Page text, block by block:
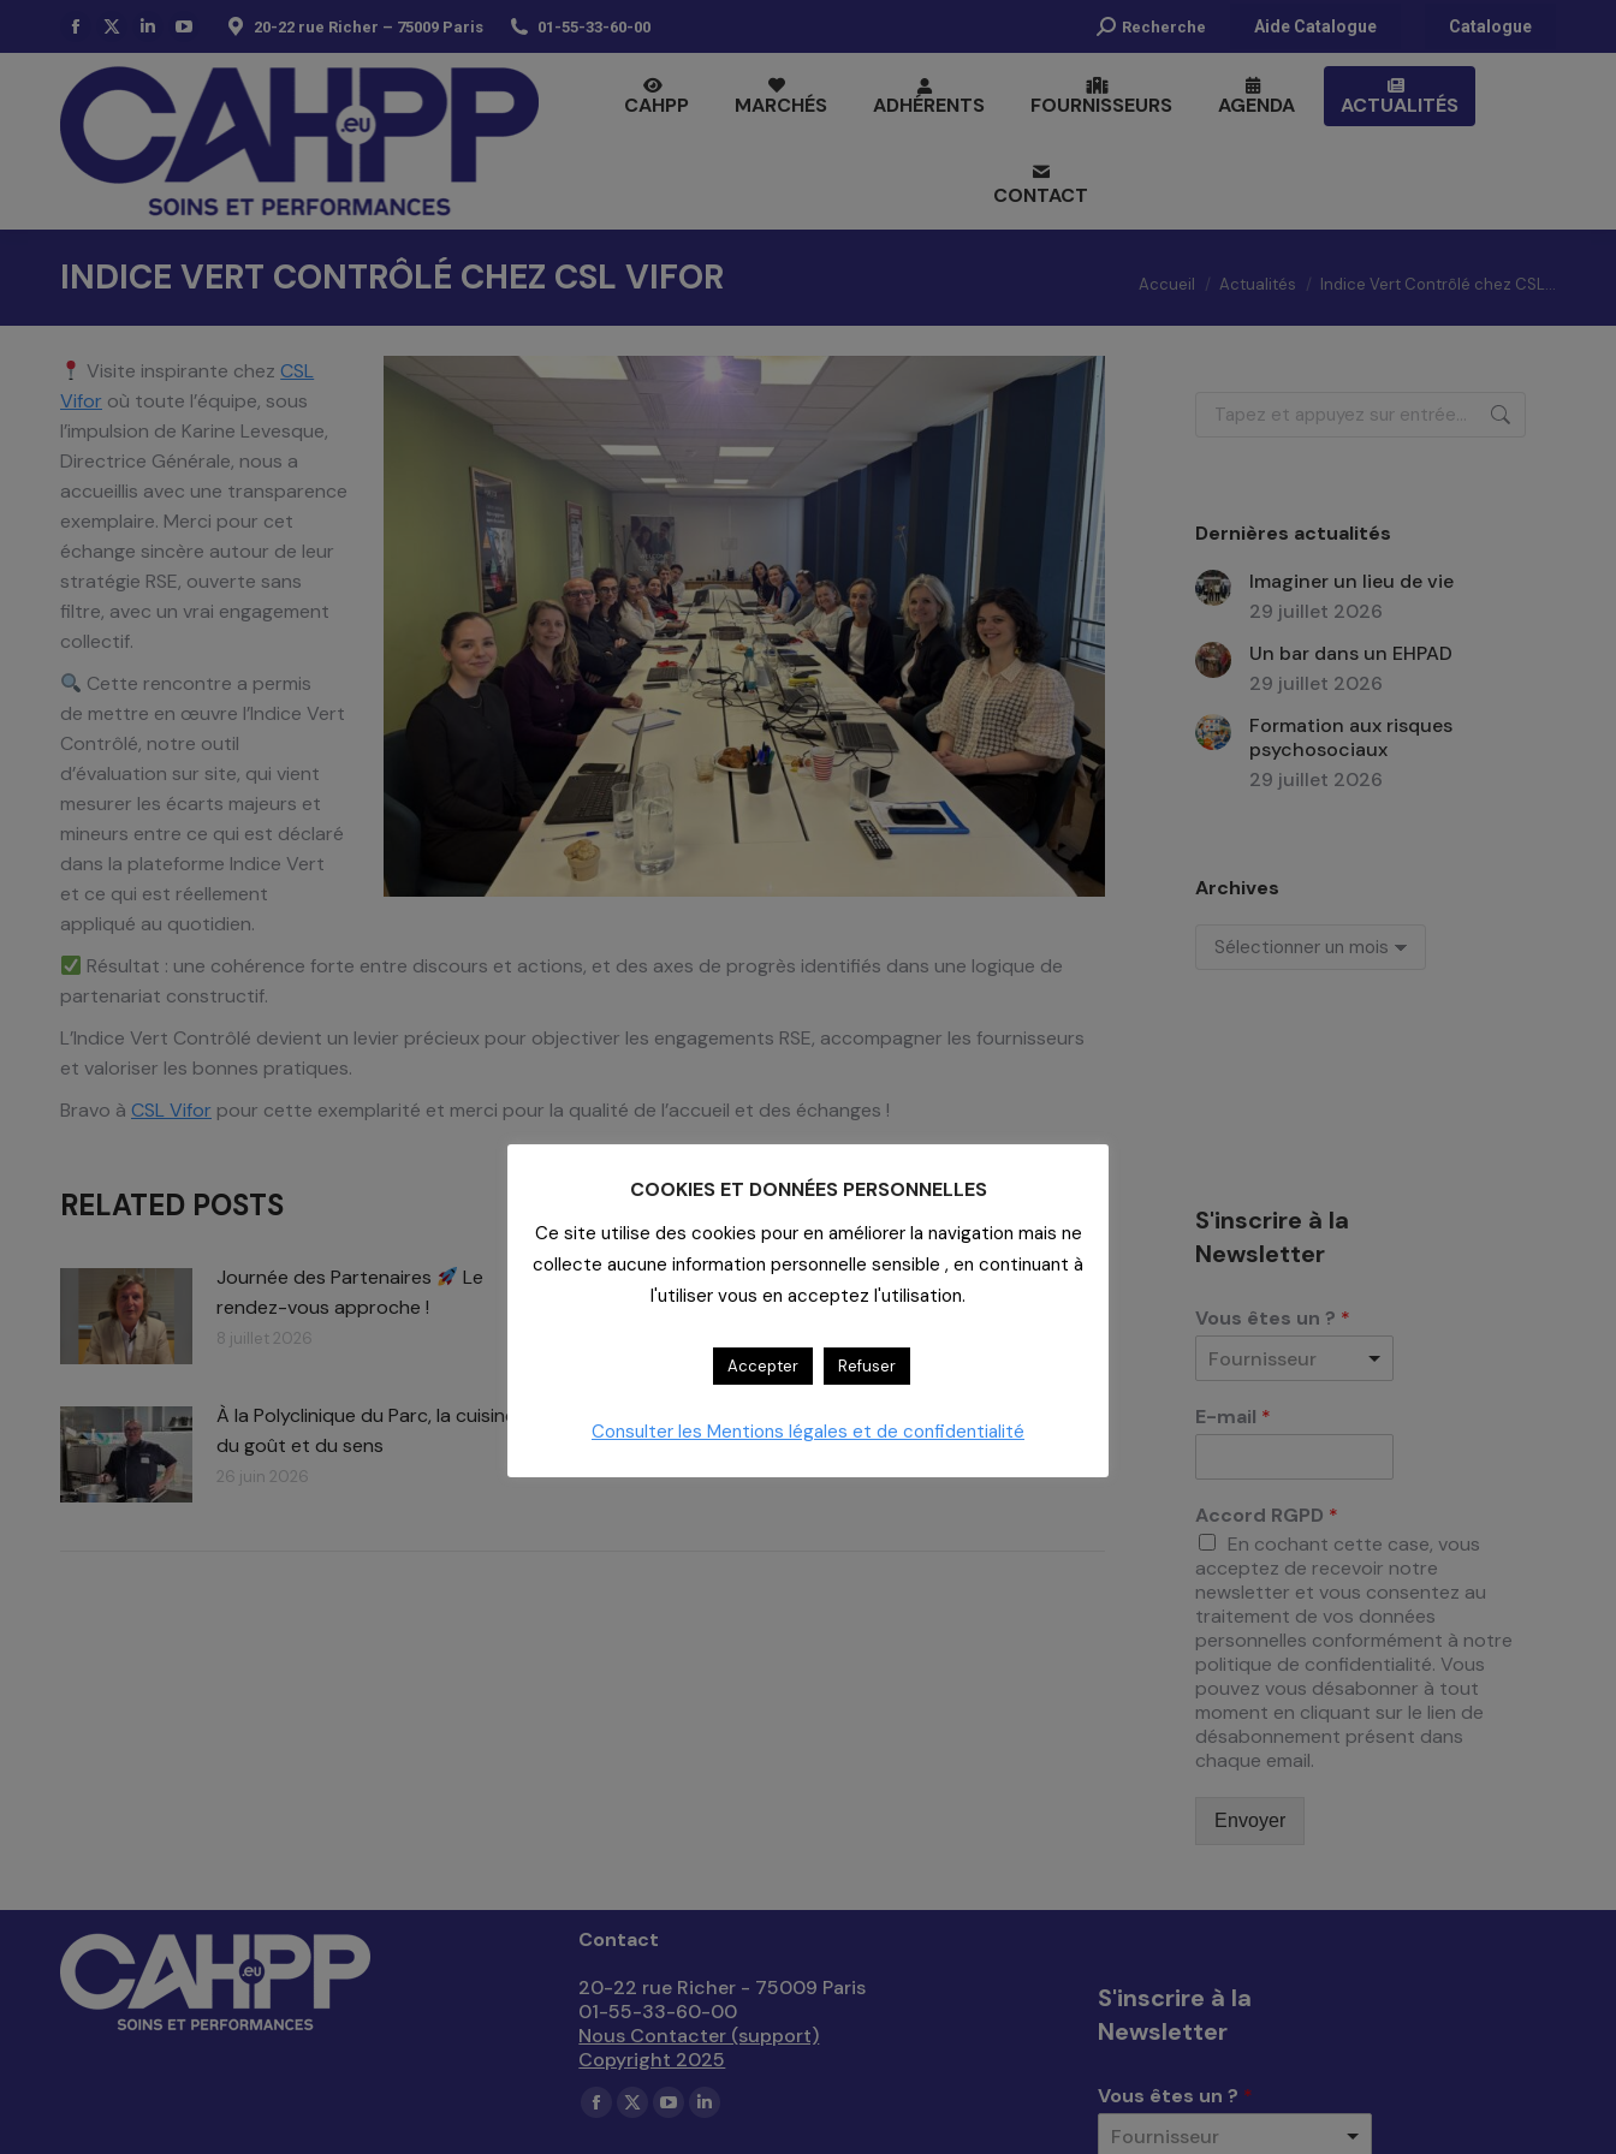
La
page
Facebook
s'ouvre
dans
nouvelle
fenêtre
La
page
s'ouvre
dans
nouvelle
fenêtre
La
page
LinkedIn
s'ouvre
dans
une
nouvelle
fenêtre
La
page
YouTube
s'ouvre
dans
une
nouvelle
fenêtre
20-22 rue Richer – 75009 Paris 01-55-33-60-00
Recherche
Recherche Aide Catalogue Catalogue
CAHPP MARCHÉS ADHÉRENTS FOURNISSEURS AGENDA ACTUALITÉS
CONTACT
INDICE VERT CONTRÔLÉ CHEZ CSL VIFOR Vous êtes ici :
Accueil Actualités Indice Vert Contrôlé chez CSL…
Visite inspirante chezCSL
Vifor où toute l’équipe, sous
l’impulsion de Karine Levesque,
Directrice Générale, nous a
accueillis avec une transparence
exemplaire. Merci pour cet
échange sincère autour de leur
stratégie RSE, ouverte sans
filtre, avec un vrai engagement
collectif.
Cette rencontre a permis
de mettre en œuvre l’Indice Vert
Contrôlé, notre outil
d’évaluation sur site, qui vient
mesurer les écarts majeurs et
mineurs entre ce qui est déclaré
dans la plateforme Indice Vert
et ce qui est réellement
appliqué au quotidien.
Résultat : une cohérence forte entre discours et actions, et des axes de progrès identifiés dans une logique de
partenariat constructif.
L’Indice Vert Contrôlé devient un levier précieux pour objectiver les engagements RSE, accompagner les fournisseurs
et valoriser les bonnes pratiques.
Bravo à CSL Vifor pour cette exemplarité et merci pour la qualité de l’accueil et des échanges !
RELATED POSTS
Journée des Partenaires
Le
rendez-vous approche !
8 juillet 2026
Carboxymaltose ferrique : Des
chiffres – des impacts​
À la Polyclinique du Parc, la cuisine a
du goût et du sens
26 juin 2026
Recherche
Dernières actualités
Imaginer un lieu de vie
29 juillet 2026
Un bar dans un EHPAD
29 juillet 2026
Formation aux risques
psychosociaux
29 juillet 2026
Archives
Archives
S'inscrire à la
Newsletter
Vous êtes un ? *
Fournisseur
E-mail *
Accord RGPD *
En cochant cette case, vous
acceptez de recevoir notre
newsletter et vous consentez au
traitement de vos données
personnelles conformément à notre
politique de confidentialité. Vous
pouvez vous désabonner à tout
moment en cliquant sur le lien de
désabonnement présent dans
chaque email.
Envoyer
Contact
20-22 rue Richer - 75009 Paris
01-55-33-60-00
Nous Contacter (support)
Copyright 2025
Trouvez nous sur :
La
La
La
La
S'inscrire à la
Newsletter
Vous êtes un ? *
Fournisseur
COOKIES ET DONNÉES PERSONNELLES
Ce site utilise des cookies pour en améliorer la navigation mais ne
collecte aucune information personnelle sensible , en continuant à
l'utiliser vous en acceptez l'utilisation.
Accepter Refuser
Consulter les Mentions légales et de confidentialité